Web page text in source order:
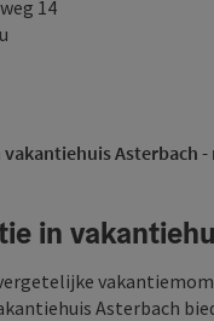
14
vakantiehuis Asterbach
in
Asterbach